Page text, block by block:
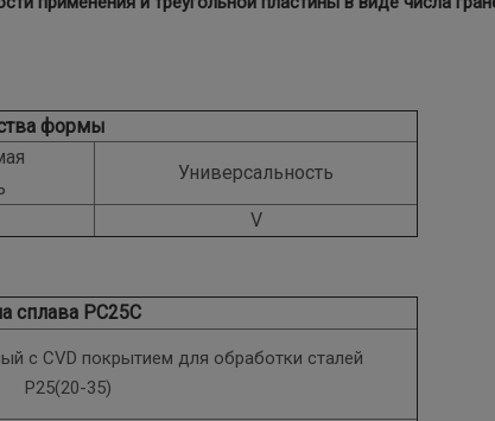
формы
Универсальность
V
сплава PC25C
с CVD покрытием для обработки сталей
P25(20-35)